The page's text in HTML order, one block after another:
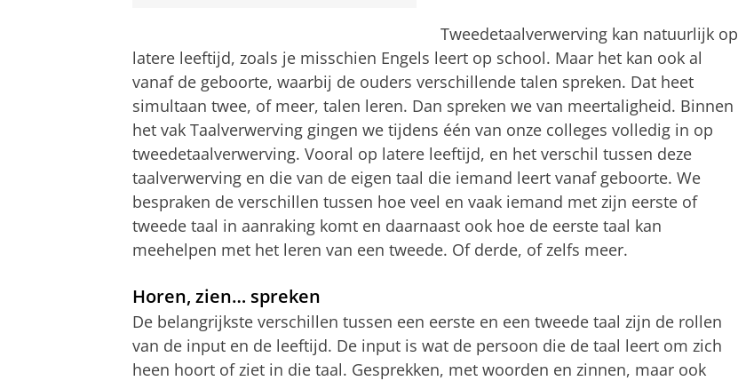
Tweedetaalverwerving kan natuurlijk op
latere leeftijd, zoals je misschien Engels leert op school. Maar het kan ook al
vanaf de geboorte, waarbij de ouders verschillende talen spreken. Dat heet
simultaan twee, of meer, talen leren. Dan spreken we van meertaligheid. Binnen
het vak Taalverwerving gingen we tijdens één van onze colleges volledig in op
tweedetaalverwerving. Vooral op latere leeftijd, en het verschil tussen deze
taalverwerving en die van de eigen taal die iemand leert vanaf geboorte. We
bespraken de verschillen tussen hoe veel en vaak iemand met zijn eerste of
tweede taal in aanraking komt en daarnaast ook hoe de eerste taal kan
meehelpen met het leren van een tweede. Of derde, of zelfs meer.
Horen, zien… spreken
De belangrijkste verschillen tussen een eerste en een tweede taal zijn de rollen
van de input en de leeftijd. De input is wat de persoon die de taal leert om zich
heen hoort of ziet in die taal. Gesprekken, met woorden en zinnen, maar ook